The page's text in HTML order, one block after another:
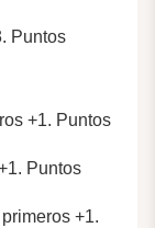
Puntos
+1. Puntos
Puntos
+1.